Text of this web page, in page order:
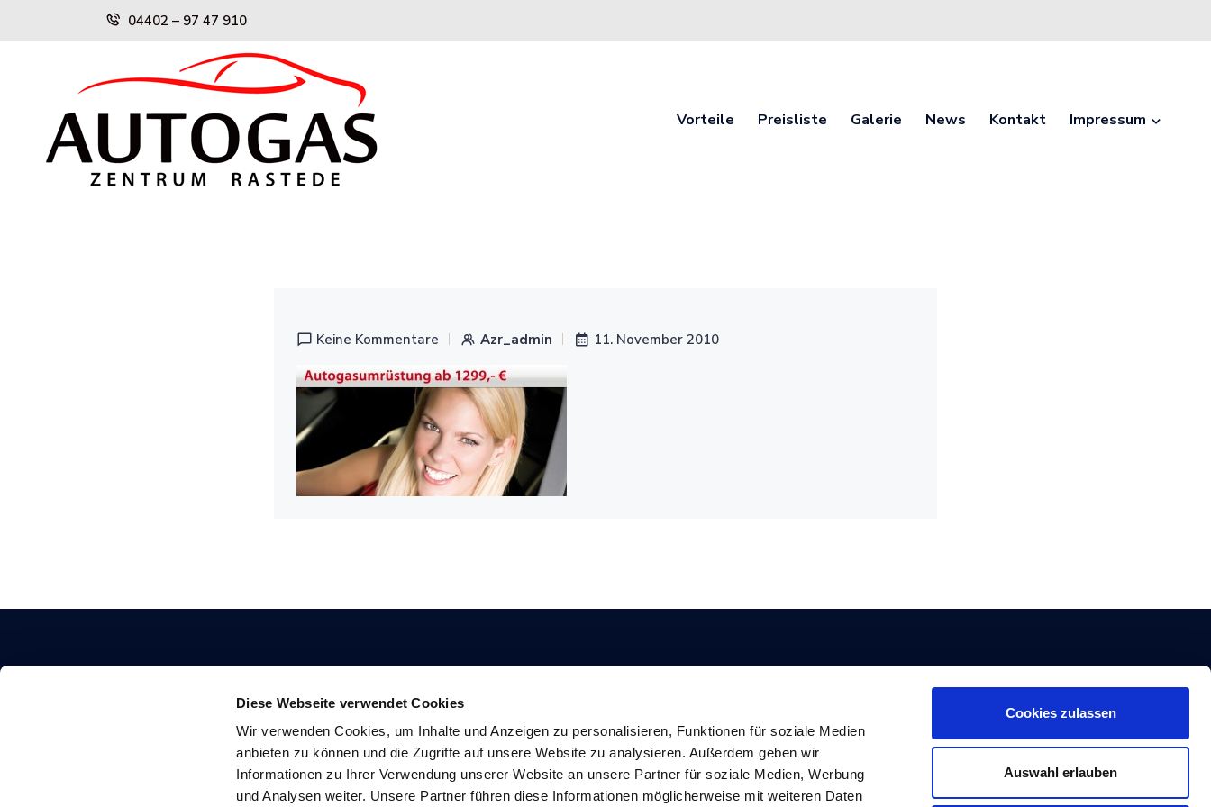
Diese Webseite verwendet Cookies
Wir verwenden Cookies, um Inhalte und Anzeigen zu personalisieren, Funktionen für soziale Medien
anbieten zu können und die Zugriffe auf unsere Website zu analysieren. Außerdem geben wir
Informationen zu Ihrer Verwendung unserer Website an unsere Partner für soziale Medien, Werbung
und Analysen weiter. Unsere Partner führen diese Informationen möglicherweise mit weiteren Daten
Cookies zulassen
Auswahl erlauben
04402 – 97 47 910
Vorteile Preisliste Galerie News Kontakt Impressum
Keine Kommentare Azr_admin 11. November 2010
Autogaszentrum Rastede GmbH